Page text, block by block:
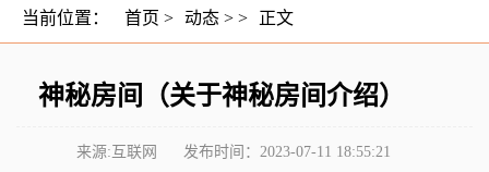
当前位置： 首页 > 动态 > > 正文
神秘房间（关于神秘房间介绍）
来源:互联网 发布时间：2023-07-11 18:55:21